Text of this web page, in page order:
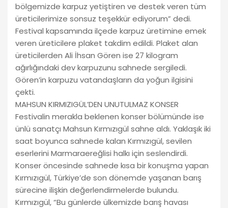
bölgemizde karpuz yetiştiren ve destek veren tüm
üreticilerimize sonsuz teşekkür ediyorum” dedi.
Festival kapsamında ilçede karpuz üretimine emek
veren üreticilere plaket takdim edildi. Plaket alan
üreticilerden Ali İhsan Gören ise 27 kilogram
ağırlığındaki dev karpuzunu sahnede sergiledi.
Gören’in karpuzu vatandaşların da yoğun ilgisini
çekti.
MAHSUN KIRMIZIGÜL’DEN UNUTULMAZ KONSER
Festivalin merakla beklenen konser bölümünde ise
ünlü sanatçı Mahsun Kırmızıgül sahne aldı. Yaklaşık iki
saat boyunca sahnede kalan Kırmızıgül, sevilen
eserlerini Marmaraereğlisi halkı için seslendirdi.
Konser öncesinde sahnede kısa bir konuşma yapan
Kırmızıgül, Türkiye’de son dönemde yaşanan barış
sürecine ilişkin değerlendirmelerde bulundu.
Kırmızıgül, “Bu günlerde ülkemizde barış havası